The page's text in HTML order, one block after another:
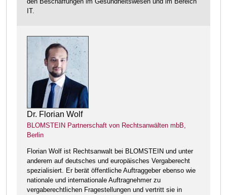
IT.
Dr. Florian Wolf
BLOMSTEIN Partnerschaft von Rechtsanwälten mbB,
Berlin
Florian Wolf ist Rechtsanwalt bei BLOMSTEIN und unter
anderem auf deutsches und europäisches Vergaberecht
spezialisiert. Er berät öffentliche Auftraggeber ebenso wie
nationale und internationale Auftragnehmer zu
vergaberechtlichen Fragestellungen und vertritt sie in